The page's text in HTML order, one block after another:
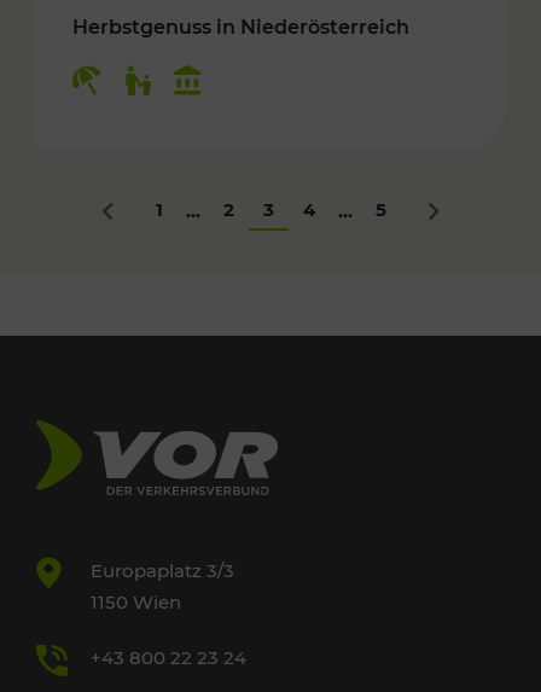
Herbstgenuss in Niederösterreich
Zurück
1 ... 2 3 4 ... 5 Nächstes
Europaplatz 3/3
1150 Wien
+43 800 22 23 24